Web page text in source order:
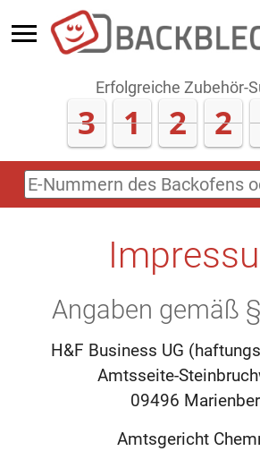
Erfolgreiche Zubehör-
3 1 2 2
E-
Nummern
Angaben gemäß
H&F Business UG
Amtsseite-
09496
Amtsgericht